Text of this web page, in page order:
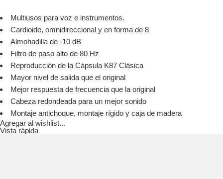
Multiusos para voz e instrumentos.
Cardioide, omnidireccional y en forma de 8
Almohadilla de -10 dB
Filtro de paso alto de 80 Hz
Reproducción de la Cápsula K87 Clásica
Mayor nivel de salida que el original
Mejor respuesta de frecuencia que la original
Cabeza redondeada para un mejor sonido
Montaje antichoque, montaje rígido y caja de madera
Agregar al wishlist...
Vista rápida